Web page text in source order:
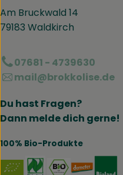
Am Bruckwald 14
79183 Waldkirch
07681 - 4739630
mail@brokkolise.de
Du hast Fragen?
Dann melde dich gerne!
100% Bio-Produkte
Externer Link
Externer